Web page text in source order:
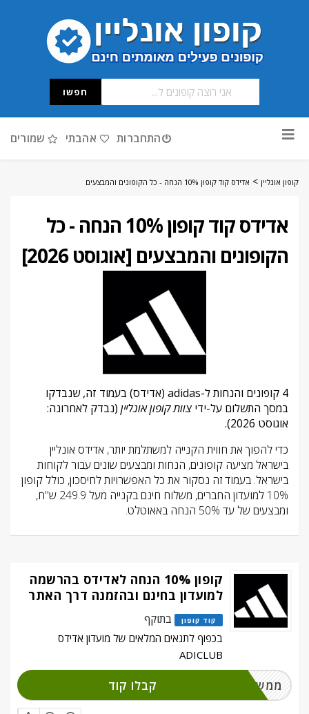
חפשו
לתוכן
שמורים אהבתי התחברות
קופון אונליין > אדידס קוד קופון 10% הנחה - כל הקופונים והמבצעים
אדידס קוד קופון 10% הנחה - כל
הקופונים והמבצעים [אוגוסט 2026]
4 קופונים והנחות ל-adidas (אדידס) בעמוד זה, שנבדקו
במסך התשלום על-ידי צוות קופון אונליין (נבדק לאחרונה:
אוגוסט 2026).
כדי להפוך את חווית הקנייה למשתלמת יותר, אדידס אונליין
בישראל מציעה קופונים, הנחות ומבצעים שונים עבור לקוחות
בישראל. בעמוד זה נסקור את כל האפשרויות לחיסכון, כולל קופון
10% למועדון החברים, משלוח חינם בקנייה מעל 249.9 ש"ח,
ומבצעים של עד 50% הנחה באאוטלט.
קופון 10% הנחה לאדידס בהרשמה
למועדון בחינם ובהזמנה דרך האתר
קוד קופון
בתוקף
בכפוף לתנאים המלאים של מועדון אדידס
ADICLUB
ממשו והירשמו קבלו קוד